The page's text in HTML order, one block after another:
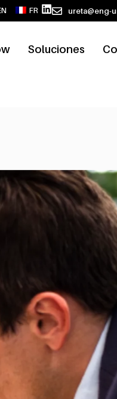
FR ureta@eng-
Soluciones